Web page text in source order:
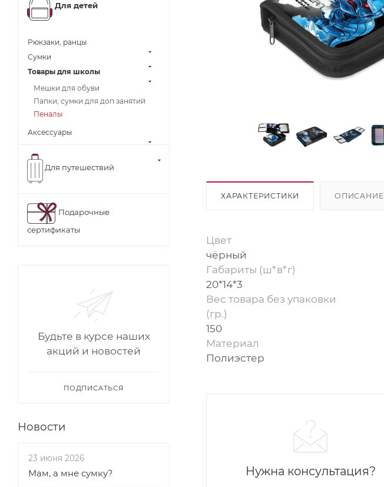
ХАРАКТЕРИСТИКИ ОПИСАНИЕ
Цвет
чёрный
Габариты (ш*в*г)
20*14*3
Вес товара без упаковки
(гр.)
150
Материал
Полиэстер
Нужна консультация?
Для детей
Рюкзаки, ранцы
Сумки
Товары для школы
Мешки для обуви
Папки, сумки для доп занятий
Пеналы
Аксессуары
Для путешествий
Подарочные
сертификаты
Будьте в курсе наших
акций и новостей
ПОДПИСАТЬСЯ
Новости
23 июня 2026
Мам, а мне сумку?